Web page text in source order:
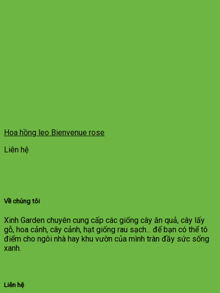
Hoa hồng leo Bienvenue rose
Liên hệ
Về chúng tôi
Xinh Garden chuyên cung cấp các giống cây ăn quả, cây lấy
gỗ, hoa cảnh, cây cảnh, hạt giống rau sạch... để bạn có thể tô
điểm cho ngôi nhà hay khu vườn của mình tràn đầy sức sống
xanh.
Liên hệ